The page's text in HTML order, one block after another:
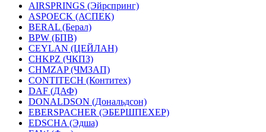
AIRSPRINGS (Эйрспринг)
ASPOECK (АСПЕК)
BERAL (Берал)
BPW (БПВ)
CEYLAN (ЦЕЙЛАН)
CHKPZ (ЧКПЗ)
CHMZAP (ЧМЗАП)
CONTITECH (Контитех)
DAF (ДАФ)
DONALDSON (Дональдсон)
EBERSPACHER (ЭБЕРШПЕХЕР)
EDSCHA (Эдша)